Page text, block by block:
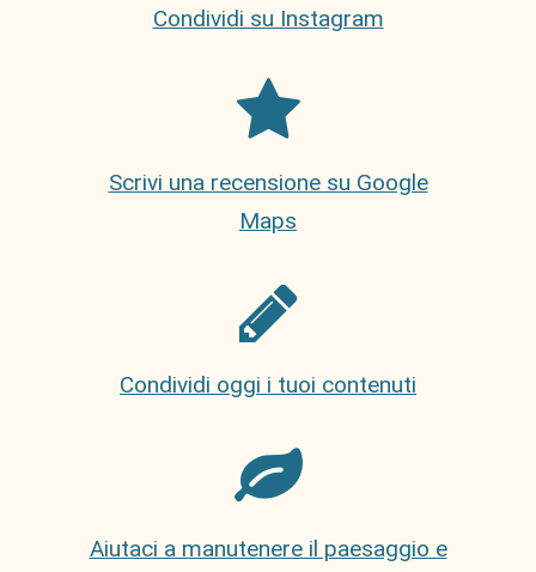
Condividi su Instagram
Scrivi una recensione su Google
Maps
Condividi oggi i tuoi contenuti
Aiutaci a manutenere il paesaggio e